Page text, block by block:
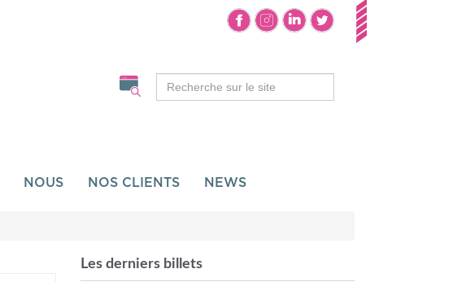
NOUS NOS CLIENTS NEWS
Les derniers billets